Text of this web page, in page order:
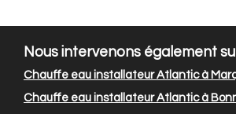
Nous intervenons également
Chauffe eau installateur Atlantic à
Chauffe eau installateur Atlantic à